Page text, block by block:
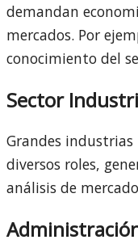
demandan
mercados. Por
conocimiento del
Sector
Grandes
diversos roles,
análisis de